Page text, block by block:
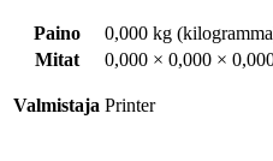
Paino
0,000 kg
Mitat
0,000 × 0,000 ×
Valmistaja Printer